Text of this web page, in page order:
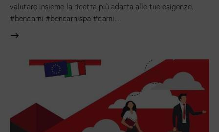
valutare insieme la ricetta più adatta alle tue esigenze.
#bencarni #bencarnispa #carni…